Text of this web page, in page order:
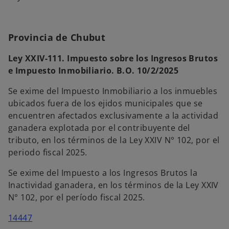
Provincia de Chubut
Ley XXIV-111. Impuesto sobre los Ingresos Brutos
e Impuesto Inmobiliario. B.O. 10/2/2025
Se exime del Impuesto Inmobiliario a los inmuebles
ubicados fuera de los ejidos municipales que se
encuentren afectados exclusivamente a la actividad
ganadera explotada por el contribuyente del
tributo, en los términos de la Ley XXIV N° 102, por el
periodo fiscal 2025.
Se exime del Impuesto a los Ingresos Brutos la
Inactividad ganadera, en los términos de la Ley XXIV
N° 102, por el período fiscal 2025.
14447s